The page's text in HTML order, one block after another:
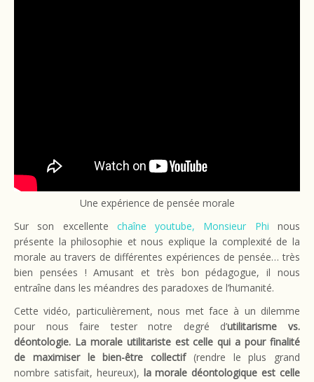
Une expérience de pensée morale
Sur son excellente chaîne youtube, Monsieur Phi nous
présente la philosophie et nous explique la complexité de la
morale au travers de différentes expériences de pensée… très
bien pensées ! Amusant et très bon pédagogue, il nous
entraîne dans les méandres des paradoxes de l’humanité.
Cette vidéo, particulièrement, nous met face à un dilemme
pour nous faire tester notre degré d’utilitarisme vs.
déontologie. La morale utilitariste est celle qui a pour finalité
de maximiser le bien-être collectif(rendre le plus grand
nombre satisfait, heureux), la morale déontologique est celle